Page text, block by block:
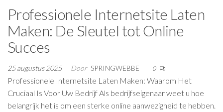
Professionele Internetsite Laten
Maken: De Sleutel tot Online
Succes
25 augustus 2025 Door SPRINGWEBBE 0
Professionele Internetsite Laten Maken: Waarom Het
Cruciaal Is Voor Uw Bedrijf Als bedrijfseigenaar weet u hoe
belangrijk het is om een sterke online aanwezigheid te hebben.